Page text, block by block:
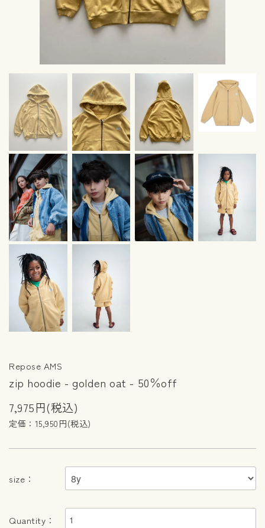
Repose AMS
zip hoodie - golden oat - 50％off
7,975円(税込)
定価：15,950円(税込)
size：
Quantity：